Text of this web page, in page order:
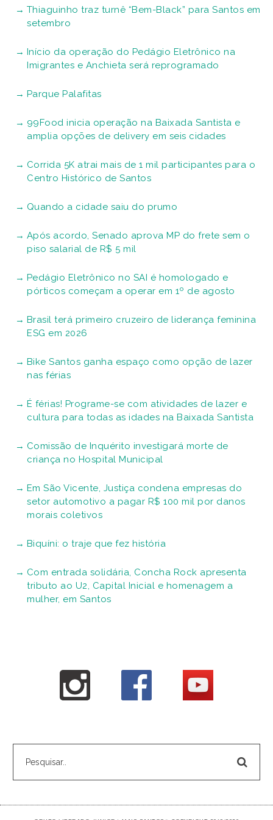
Thiaguinho traz turnê “Bem-Black” para Santos em
setembro
Início da operação do Pedágio Eletrônico na
Imigrantes e Anchieta será reprogramado
Parque Palafitas
99Food inicia operação na Baixada Santista e
amplia opções de delivery em seis cidades
Corrida 5K atrai mais de 1 mil participantes para o
Centro Histórico de Santos
Quando a cidade saiu do prumo
Após acordo, Senado aprova MP do frete sem o
piso salarial de R$ 5 mil
Pedágio Eletrônico no SAI é homologado e
pórticos começam a operar em 1º de agosto
Brasil terá primeiro cruzeiro de liderança feminina
ESG em 2026
Bike Santos ganha espaço como opção de lazer
nas férias
É férias! Programe-se com atividades de lazer e
cultura para todas as idades na Baixada Santista
Comissão de Inquérito investigará morte de
criança no Hospital Municipal
Em São Vicente, Justiça condena empresas do
setor automotivo a pagar R$ 100 mil por danos
morais coletivos
Biquíni: o traje que fez história
Com entrada solidária, Concha Rock apresenta
tributo ao U2, Capital Inicial e homenagem a
mulher, em Santos